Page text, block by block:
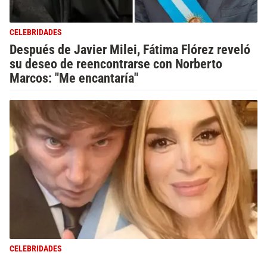
CELEBRIDADES
Después de Javier Milei, Fátima Flórez reveló
su deseo de reencontrarse con Norberto
Marcos: "Me encantaría"
CELEBRIDADES